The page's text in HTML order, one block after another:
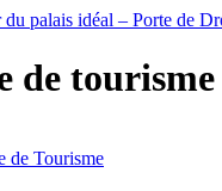
palais idéal – Porte de
de
de Tourisme